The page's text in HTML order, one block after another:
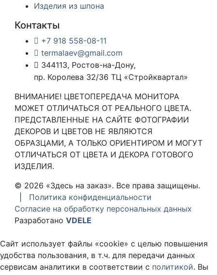
Изделия из шпона
Контакты
+7 918 558-08-11
termalaev@gmail.com
344113, Ростов-на-Дону,
пр. Королева 32/36 ТЦ «Стройквартал»
ВНИМАНИЕ! ЦВЕТОПЕРЕДАЧА МОНИТОРА
МОЖЕТ ОТЛИЧАТЬСЯ ОТ РЕАЛЬНОГО ЦВЕТА.
ПРЕДСТАВЛЕННЫЕ НА САЙТЕ ФОТОГРАФИИ
ДЕКОРОВ И ЦВЕТОВ НЕ ЯВЛЯЮТСЯ
ОБРАЗЦАМИ, А ТОЛЬКО ОРИЕНТИРОМ И МОГУТ
ОТЛИЧАТЬСЯ ОТ ЦВЕТА И ДЕКОРА ГОТОВОГО
ИЗДЕЛИЯ.
© 2026 «Здесь на заказ». Все права защищены.
Политика конфиденциальности
Согласие на обработку персональных данных
Разработано VDELE
Сайт использует файлы «cookie» с целью повышения
удобства пользования, в т.ч. для передачи данных
сервисам аналитики в соответствии с политикой. Вы